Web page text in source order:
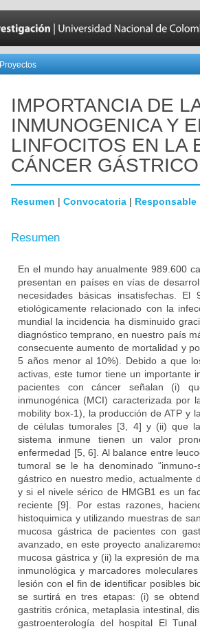
Proyectos
IMPORTANCIA DE
INMUNOGENICA Y
LINFOCITOS EN LA
CÁNCER GÁSTRICO
Resumen | Convocatoria | Responsable
Resumen
En el mundo hay anualmente 989.600
presentan en países en vías de
necesidades básicas insatisfechas.
etiológicamente relacionado con la
mundial la incidencia ha disminuido
diagnóstico temprano, en nuestro país
consecuente aumento de mortalidad y
5 años menor al 10%). Debido a que
activas, este tumor tiene un importante
pacientes con cáncer señalan (i)
inmunogénica (MCI) caracterizada por
mobility box-1), la producción de ATP y
de células tumorales [3, 4] y (ii) que
sistema inmune tienen un valor
enfermedad [5, 6]. Al balance entre
tumoral se le ha denominado
gástrico en nuestro medio, actualmente
y si el nivele sérico de HMGB1 es un
reciente [9]. Por estas razones,
histoquimica y utilizando muestras de
mucosa gástrica de pacientes con
avanzado, en este proyecto
mucosa gástrica y (ii) la expresión de
inmunológica y marcadores
lesión con el fin de identificar posibles
se surtirá en tres etapas: (i) se
gastritis crónica, metaplasia intestinal,
gastroenterología del hospital El